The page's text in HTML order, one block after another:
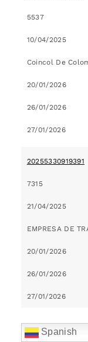
5537
10/04/2025
Coincol De
20/01/2026
26/01/2026
27/01/2026
20255330919391
7315
21/04/2025
EMPRESA DE
20/01/2026
26/01/2026
27/01/2026
20255330919421
Spanish